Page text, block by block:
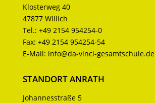
Klosterweg 40
47877 Willich
Tel.: +49 2154 954254-0
Fax: +49 2154 954254-54
E-Mail: info@da-vinci-gesamtschule.de
STANDORT ANRATH
Johannesstraße 5